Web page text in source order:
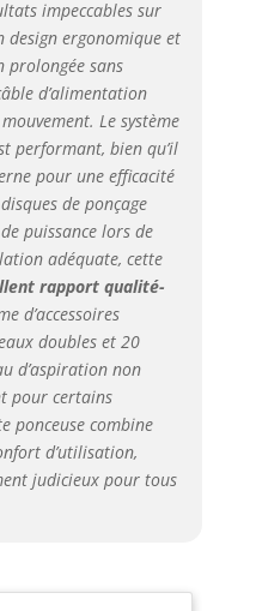
matière, lissage et
Abrasifs à
réduisant
poussière
+ Mallette
】Sortie
35mm
tuyau 1m et
Câble 5m
grande mobilité.
boîtier moulé
rangement des
– compact
organisé 【83 dB
& 1,27kg
】Ultra-
(1,27kg) avec
réduites.
ergonomique
impeccables sur
design ergonomique et
sans
d’alimentation
Le système
performant, bien qu’il
pour une efficacité
de ponçage
puissance lors de
adéquate, cette
rapport qualité-
d’accessoires
doubles et 20
d’aspiration non
pour certains
ponceuse combine
d’utilisation,
judicieux pour tous